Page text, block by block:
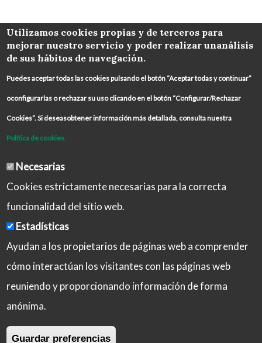
COLABORA
Utilizamos cookies propias y de terceros para
mejorar nuestro servicio y poder realizar unanálisis
de sus hábitos de navegación.
Puedes aceptar todas las cookies pulsando el botón “Aceptar todas y continuar”
oconfigurarlas o rechazar su uso clicando en el botón “Configurar/Rechazar
Cookies”. Si deseasobtener información más detallada, consulta nuestra
Política de cookies.
Necesarias
Cookies estrictamente necesarias para la correcta
funcionalidad del sitio web.
Estadísticas
Ayudan a los propietarios de páginas web a comprender
cómo interactúan los visitantes con las páginas web
reuniendo y proporcionando información de forma
anónima.
Guardar preferencias